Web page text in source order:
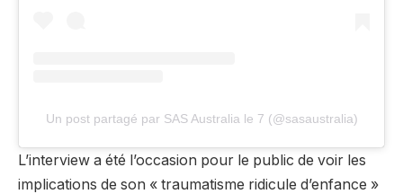
Un post partagé par SAS Australia le 7 (@sasaustralia)
L’interview a été l’occasion pour le public de voir les
implications de son « traumatisme ridicule d’enfance »